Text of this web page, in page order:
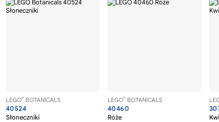
LEGO® BOTANICALS
40524
Słoneczniki
LEGO® BOTANICALS
40460
Róże